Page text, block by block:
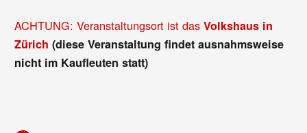
ACHTUNG: Veranstaltungsort ist dasVolkshaus in
Zürich (diese Veranstaltung findet ausnahmsweise
nicht im Kaufleuten statt)